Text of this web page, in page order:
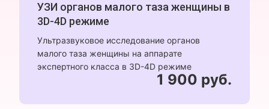
УЗИ органов малого таза женщины в
3D-4D режиме
Ультразвуковое исследование органов
малого таза женщины на аппарате
экспертного класса в 3D-4D режиме
1 900 руб.